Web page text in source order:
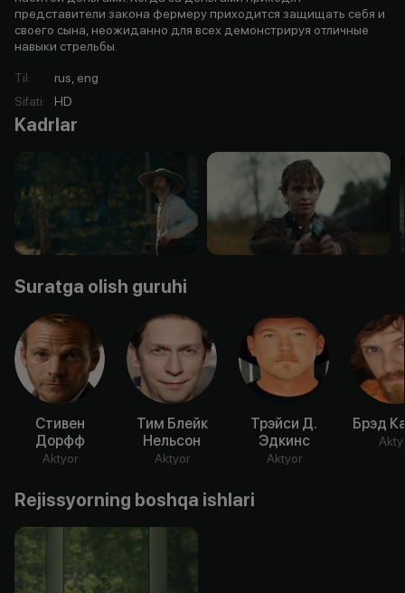
представители закона фермеру приходится защищать себя и
своего сына, неожиданно для всех демонстрируя отличные
навыки стрельбы.
Til:
rus, eng
Sifati: HD
Kadrlar
Suratga olish guruhi
Стивен
Дорфф
Aktyor
Тим Блейк
Нельсон
Aktyor
Трэйси Д.
Эдкинс
Aktyor
Брэд
Rejissyorning boshqa ishlari